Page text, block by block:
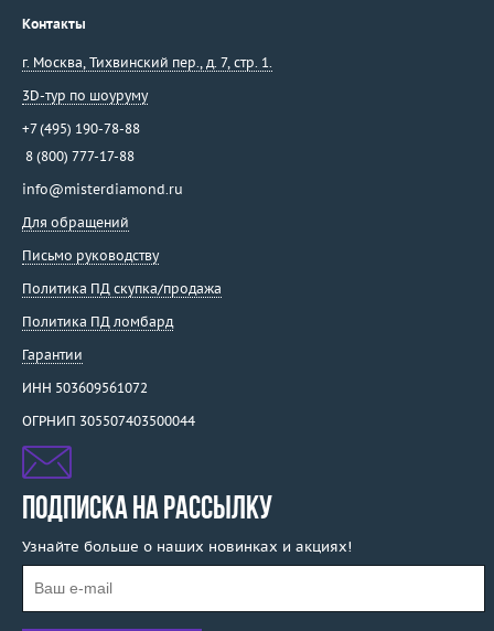
Контакты
г. Москва Тихвинский пер., д. 7, стр. 1.
3D-тур по шоуруму
+7 (495) 190-78-88
8 (800) 777-17-88
info@misterdiamond.ru
Для обращений
Письмо руководству
Политика ПД скупка/продажа
Политика ПД ломбард
Гарантии
ИНН 503609561072
ОГРНИП 305507403500044
ПОДПИСКА НА РАССЫЛКУ
Узнайте больше о наших новинках и акциях!